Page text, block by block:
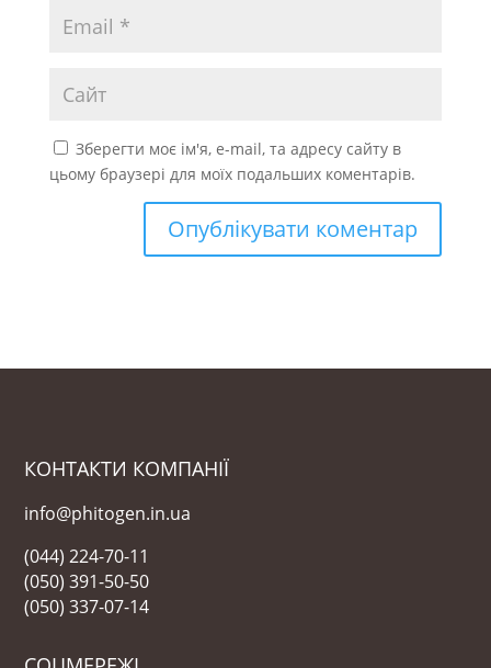
Зберегти моє ім'я, e-mail, та адресу сайту в
цьому браузері для моїх подальших коментарів.
КОНТАКТИ КОМПАНІЇ
info@phitogen.in.ua
(044) 224-70-11
(050) 391-50-50
(050) 337-07-14